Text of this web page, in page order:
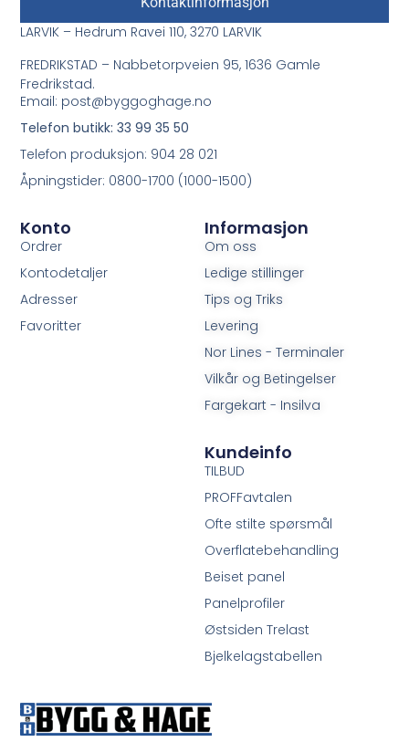
Informasjon
Om oss
Ledige stillinger
Tips og Triks
Levering
Nor Lines - Terminaler
Vilkår og Betingelser
Fargekart - Insilva
Konto
Ordrer
Kontodetaljer
Adresser
Favoritter
Kundeinfo
TILBUD
PROFFavtalen
Ofte stilte spørsmål
Overflatebehandling
Beiset panel
Panelprofiler
Østsiden Trelast
Bjelkelagstabellen
LARVIK – Hedrum Ravei 110, 3270 LARVIK
FREDRIKSTAD – Nabbetorpveien 95, 1636 Gamle
Fredrikstad.
Email: post@byggoghage.no
Telefon butikk: 33 99 35 50
Telefon produksjon: 904 28 021
Åpningstider: 0800-1700 (1000-1500)